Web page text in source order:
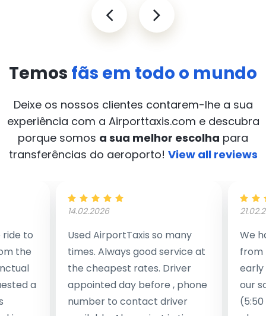
Temos fãs em todo o mundo
Deixe os nossos clientes contarem-lhe a sua
experiência com a Airporttaxis.com e descubra
porque somos a sua melhor escolha para
transferências do aeroporto! View all reviews
to
the
a
14.02.2026
Used AirportTaxis so many
times. Always good service at
the cheapest rates. Driver
appointed day before , phone
number to contact driver
We
from
early
our